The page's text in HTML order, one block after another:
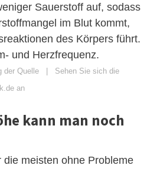
Sauerstoff auf, sodass
im Blut kommt,
des Körpers führt.
und Herzfrequenz.
der Quelle
Sehen Sie sich die
an
kann man noch
die meisten ohne Probleme